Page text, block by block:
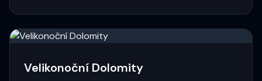
Velikonoční Dolomity